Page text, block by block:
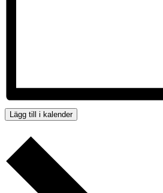
Lägg till i kalender